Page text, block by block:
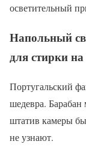
осветительный
Напольный
для стирки на
Португальский
шедевра.
штатив камеры
не узнают.